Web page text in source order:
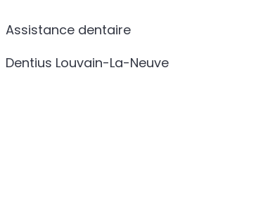
Assistance dentaire
Dentius Louvain-La-Neuve